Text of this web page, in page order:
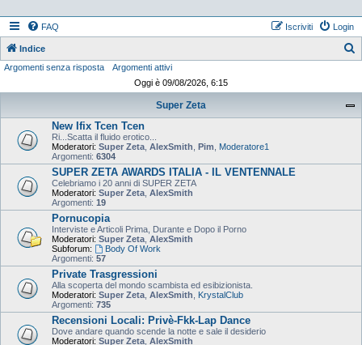
FAQ Login
Iscriviti
Indice
Argomenti senza risposta
Argomenti attivi
Oggi è 09/08/2026, 6:15
Super Zeta
New Ifix Tcen Tcen
Ri...Scatta il fluido erotico...
Moderatori: Super Zeta AlexSmith Pim
Moderatore1
Argomenti: 6304
SUPER ZETA AWARDS ITALIA - IL VENTENNALE
Celebriamo i 20 anni di SUPER ZETA
Moderatori: Super Zeta AlexSmith
Argomenti: 19
Pornucopia
Interviste e Articoli Prima, Durante e Dopo il Porno
Moderatori: Super Zeta AlexSmith
Subforum:
Body Of Work
Argomenti: 57
Private Trasgressioni
Alla scoperta del mondo scambista ed esibizionista.
Moderatori: Super Zeta AlexSmith
KrystalClub
Argomenti: 735
Recensioni Locali: Privè-Fkk-Lap Dance
Dove andare quando scende la notte e sale il desiderio
Moderatori: Super Zeta AlexSmith